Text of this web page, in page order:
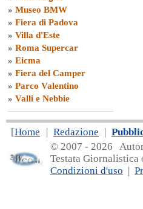
» Museo BMW
» Fiera di Padova
» Villa d'Este
» Roma Supercar
» Eicma
» Fiera del Camper
» Parco Valentino
» Valli e Nebbie
[Home | Redazione |
© 2007 - 2026
Testata
Condizioni d'uso |